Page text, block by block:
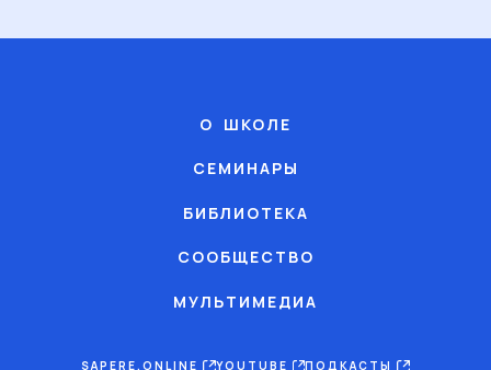
О ШКОЛЕ
СЕМИНАРЫ
БИБЛИОТЕКА
СООБЩЕСТВО
МУЛЬТИМЕДИА
SAPERE.ONLINE YOUTUBE ПОДКАСТЫ